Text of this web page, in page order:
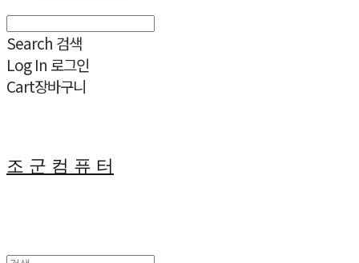
Search 검색
Log In 로그인
Cart장바구니
조 군 컴 퓨 터